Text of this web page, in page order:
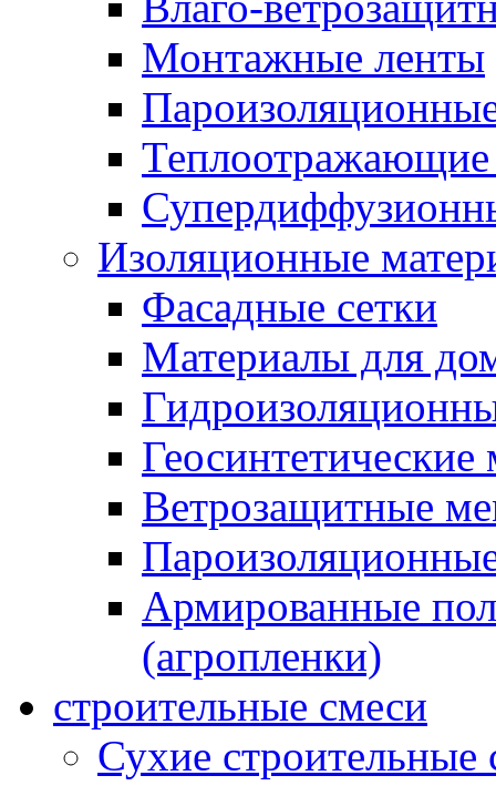
Монтажные ленты
Теплоотражающие
Изоляционные
Фасадные сетки
Материалы для
Геосинтетические
Ветрозащитные
Армированные
(агропленки)
строительные смеси
Сухие строительные